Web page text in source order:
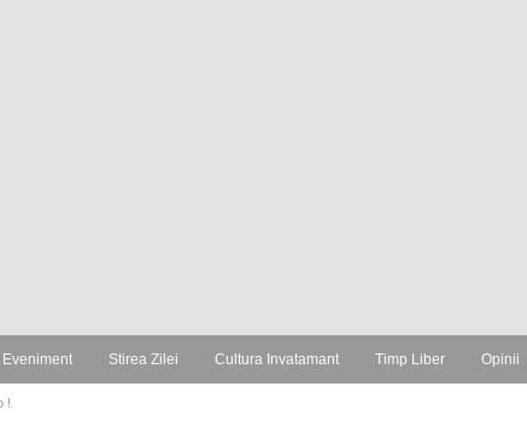
Eveniment Stirea Zilei Cultura Invatamant Timp Liber Opinii
!